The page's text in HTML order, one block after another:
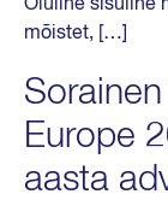
Oluline sisuline
mõistet, […]
Europe
aasta